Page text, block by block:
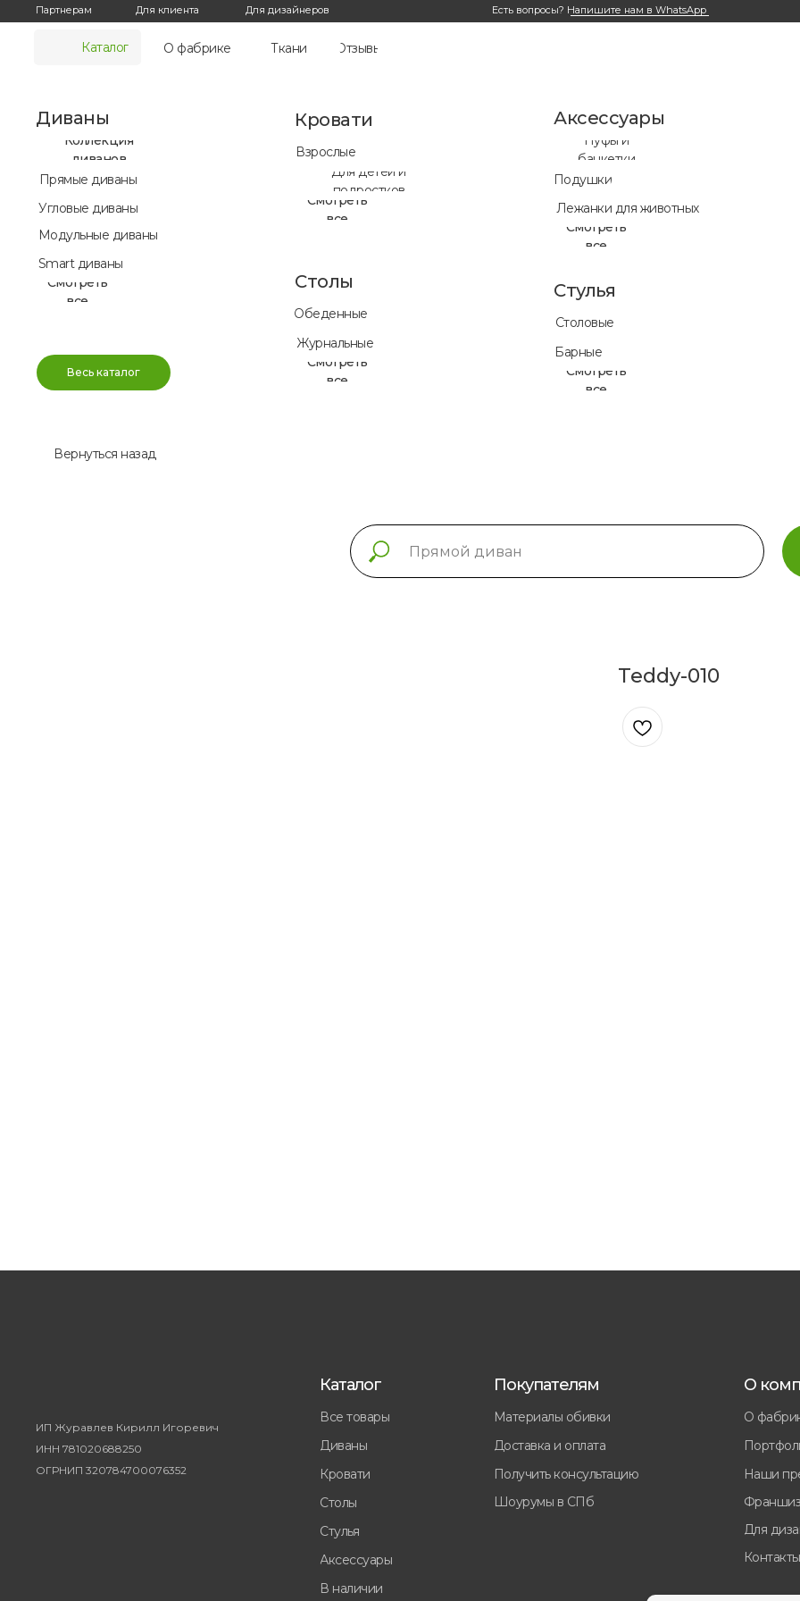
Каталог О фабрике Ткани Отзывы
Есть вопросы? Напишите нам в WhatsApp
Партнерам Для клиента Для дизайнеров
Диваны Кровати
Стулья
Аксессуары
Весь каталог
Прямые диваны
Угловые диваны
Модульные диваны
Smart диваны
Смотреть
все
Взрослые
Для детей и
подростков
Смотреть
все
Столовые
Барные
Смотреть
все
Столы
Обеденные
Журнальные
Смотреть
все
Пуфы и
банкетки
Подушки
Лежанки для животных
Смотреть
все
Коллекция
диванов
Вернуться назад
Teddy-010
Все товары
Диваны
Кровати
Стулья
Столы
Аксессуары
В наличии
Каталог
Материалы обивки
Доставка и оплата
Получить консультацию
Шоурумы в СПб
Покупателям
О
Наши
О
Контакты
ИП Журавлев Кирилл Игоревич
ИНН 781020688250
ОГРНИП 320784700076352
Для